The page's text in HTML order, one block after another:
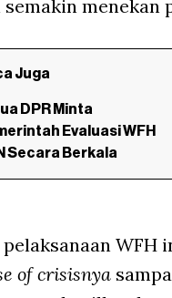
semakin menekan
Juga
DPR Minta
Evaluasi WFH
Secara Berkala
pelaksanaan
of crisisnya